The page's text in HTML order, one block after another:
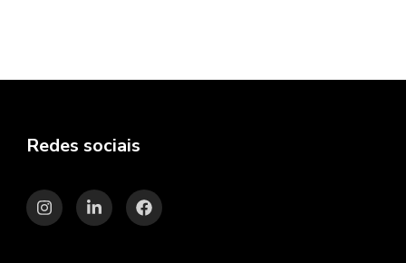
Redes sociais